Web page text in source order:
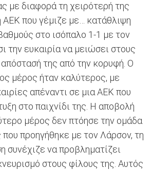
με διαφορά τη χειρότερή της
ΑΕΚ που γέμιζε με… κατάθλιψη
στο ισόπαλο 1-1 με τον
την ευκαιρία να μειώσει στους
της από την κορυφή. Ο
μέρος ήταν καλύτερος, με
απέναντι σε μια ΑΕΚ που
στο παιχνίδι της. Η αποβολή
μέρος δεν πτόησε την ομάδα
προηγήθηκε με τον Λάρσον, τη
συνέχιζε να προβληματίζει
στους φίλους της. Αυτός